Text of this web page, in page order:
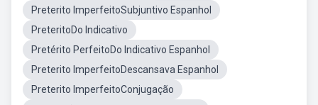
Preterito ImperfeitoSubjuntivo Espanhol
PreteritoDo Indicativo
Pretérito PerfeitoDo Indicativo Espanhol
Preterito ImperfeitoDescansava Espanhol
Preterito ImperfeitoConjugação